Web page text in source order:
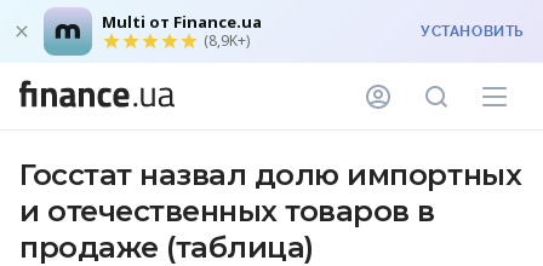
Multi от Finance.ua
(8,9K+) УСТАНОВИТЬ
Госстат назвал долю импортных
и отечественных товаров в
продаже (таблица)